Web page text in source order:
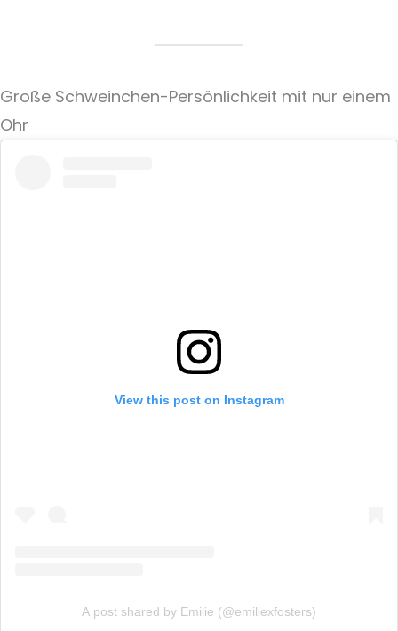
Große Schweinchen-Persönlichkeit mit nur einem
Ohr
View this post on Instagram
A post shared by Emilie (@emiliexfosters)